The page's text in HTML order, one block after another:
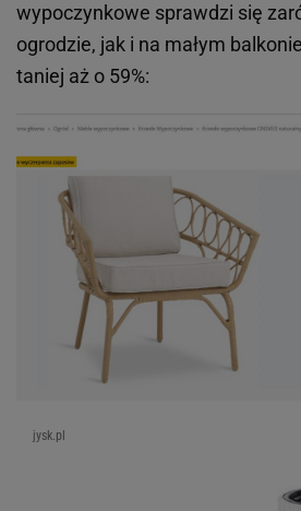
wypoczynkowe sprawdzi się
ogrodzie, jak i na małym
taniej aż o 59%:
jysk.pl